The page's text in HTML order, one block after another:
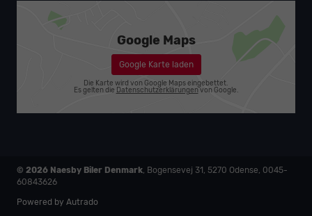
Google Maps
Google Karte laden
Die Karte wird von Google Maps eingebettet.
Es gelten die Datenschutzerklärungenvon Google.
© 2026 Naesby Biler Denmark Bogensevej 31 5270 Odense, 0045-
60843626
Powered by Autrado